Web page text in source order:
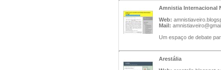
Amnistia Internacional
Web:
Mail:
Um espaço de debate
Arestália